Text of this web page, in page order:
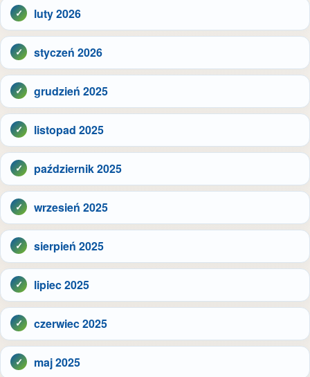
luty 2026
styczeń 2026
grudzień 2025
listopad 2025
październik 2025
wrzesień 2025
sierpień 2025
lipiec 2025
czerwiec 2025
maj 2025